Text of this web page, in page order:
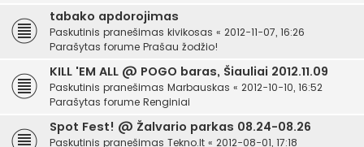
tabako apdorojimas
Paskutinis pranešimas kivikosas « 2012-11-07, 16:26
Parašytas forume Prašau žodžio!
KILL 'EM ALL @ POGO baras, Šiauliai 2012.11.09
Paskutinis pranešimas Marbauskas « 2012-10-10, 16:52
Parašytas forume Renginiai
Spot Fest! @ Žalvario parkas 08.24-08.26
Paskutinis pranešimas Tekno.lt « 2012-08-01, 17:18